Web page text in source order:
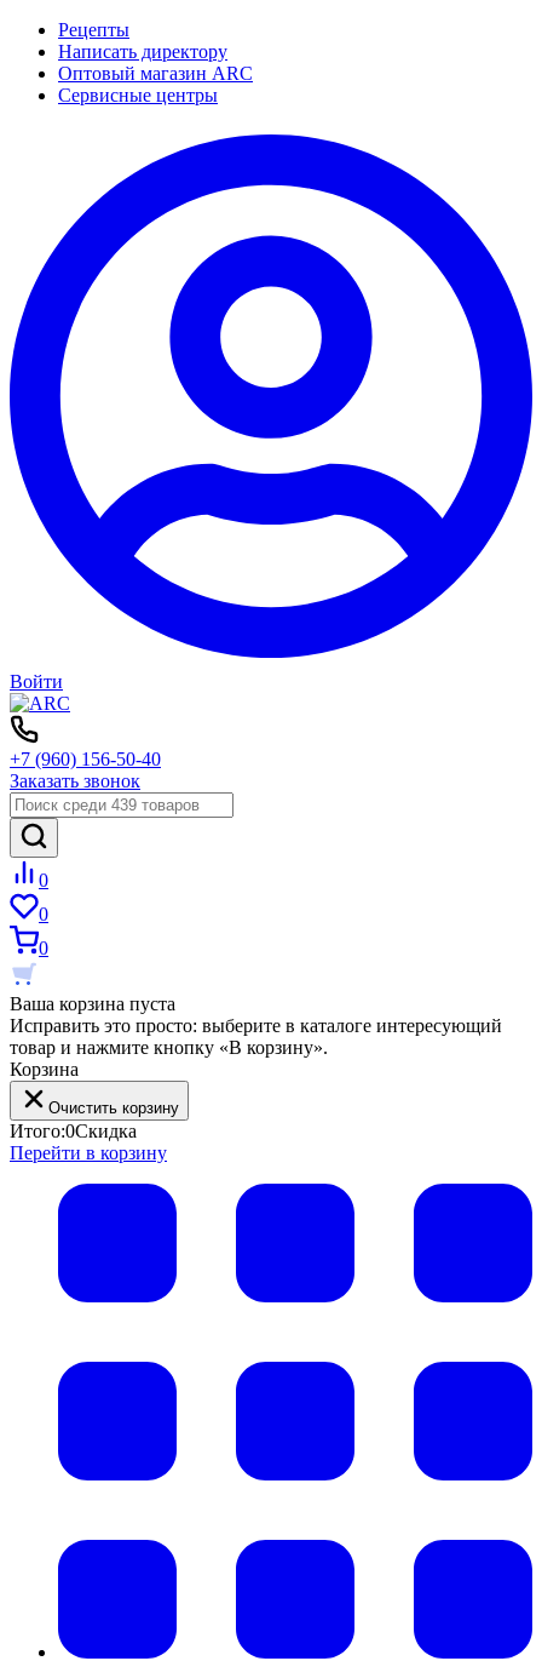
Рецепты
Написать директору
Оптовый магазин ARC
Сервисные центры
Войти
+7 (960) 156-50-40
Заказать звонок
0
0
0
Ваша корзина пуста
Исправить это просто: выберите в каталоге интересующий
товар и нажмите кнопку «В корзину».
Корзина
Очистить корзину
Итого:0Скидка
Перейти в корзину